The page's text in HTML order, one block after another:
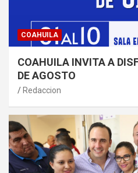
COAHUILA
COAHUILA INVITA A
DE AGOSTO
Redaccion